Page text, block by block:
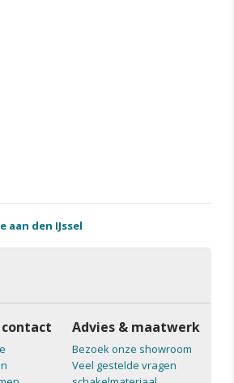
aan den IJssel
contact Advies & maatwerk
Bezoek onze showroom
Veel gestelde vragen